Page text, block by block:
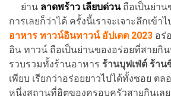
ย่าน ลาดพร้าว เลียบด่วนถือเป็นย่าน
การเลยก็ว่าได้ ครั้งนี้เราจะเจาะลึกเข้า
อาหาร ทาวน์อินทาวน์ อัปเดต 2023 อร่
อิน ทาวน์ ถือเป็นย่านของอร่อยที่สายกิ
รวบรวมทั้งร้านอาหาร ร้านบุฟเฟ่ต์ ร้า
เพียบ เรียกว่าอร่อยยาวไปได้ทั้งซอย ต
หนึ่งสถานที่ฮิตของครอบครัวสายกินเล